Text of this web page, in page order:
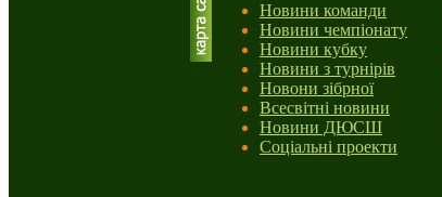
Новини команди
Новини чемпіонату
Новини кубку
Новини з турнірів
Новони зібрної
Всесвітні новини
Новини ДЮСШ
Соціальні проекти